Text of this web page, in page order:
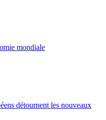
mondiale
détournent les nouveaux